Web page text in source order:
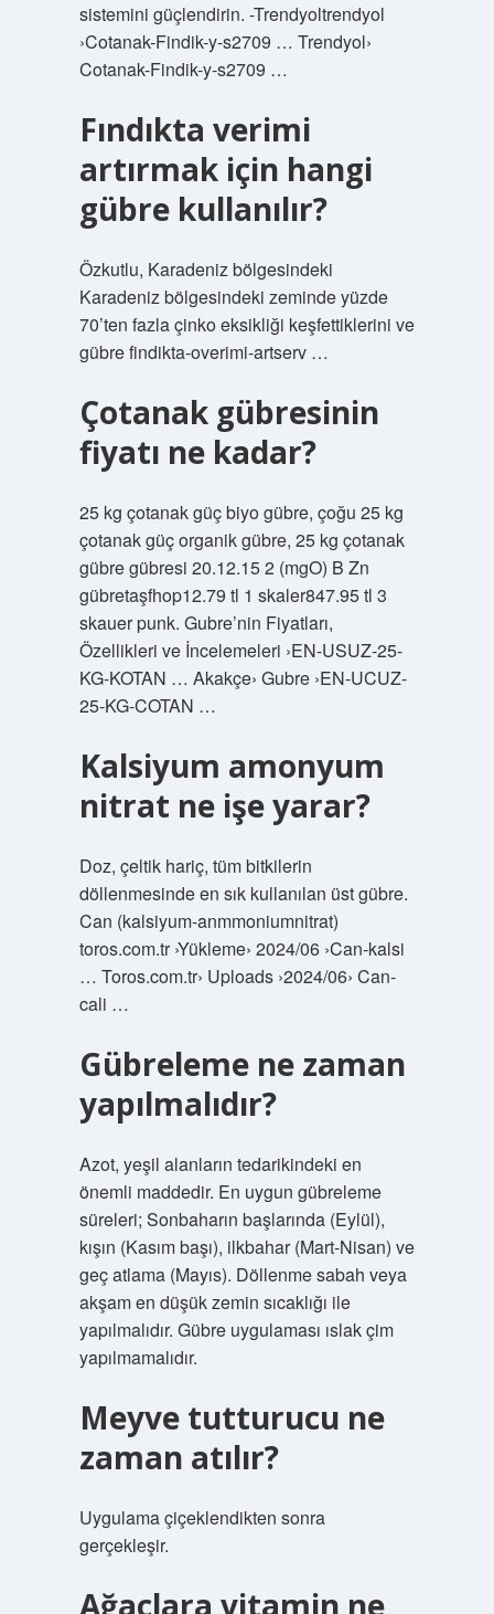
sistemini güçlendirin. -Trendyoltrendyol
›Cotanak-Findik-y-s2709 … Trendyol›
Cotanak-Findik-y-s2709 …
Fındıkta verimi
artırmak için hangi
gübre kullanılır?
Özkutlu, Karadeniz bölgesindeki
Karadeniz bölgesindeki zeminde yüzde
70’ten fazla çinko eksikliği keşfettiklerini ve
gübre findikta-overimi-artserv …
Çotanak gübresinin
fiyatı ne kadar?
25 kg çotanak güç biyo gübre, çoğu 25 kg
çotanak güç organik gübre, 25 kg çotanak
gübre gübresi 20.12.15 2 (mgO) B Zn
gübretaşfhop12.79 tl 1 skaler847.95 tl 3
skauer punk. Gubre’nin Fiyatları,
Özellikleri ve İncelemeleri ›EN-USUZ-25-
KG-KOTAN … Akakçe› Gubre ›EN-UCUZ-
25-KG-COTAN …
Kalsiyum amonyum
nitrat ne işe yarar?
Doz, çeltik hariç, tüm bitkilerin
döllenmesinde en sık kullanılan üst gübre.
Can (kalsiyum-anmmoniumnitrat)
toros.com.tr ›Yükleme› 2024/06 ›Can-kalsi
… Toros.com.tr› Uploads ›2024/06› Can-
cali …
Gübreleme ne zaman
yapılmalıdır?
Azot, yeşil alanların tedarikindeki en
önemli maddedir. En uygun gübreleme
süreleri; Sonbaharın başlarında (Eylül),
kışın (Kasım başı), ilkbahar (Mart-Nisan) ve
geç atlama (Mayıs). Döllenme sabah veya
akşam en düşük zemin sıcaklığı ile
yapılmalıdır. Gübre uygulaması ıslak çim
yapılmamalıdır.
Meyve tutturucu ne
zaman atılır?
Uygulama çiçeklendikten sonra
gerçekleşir.
Ağaçlara vitamin ne